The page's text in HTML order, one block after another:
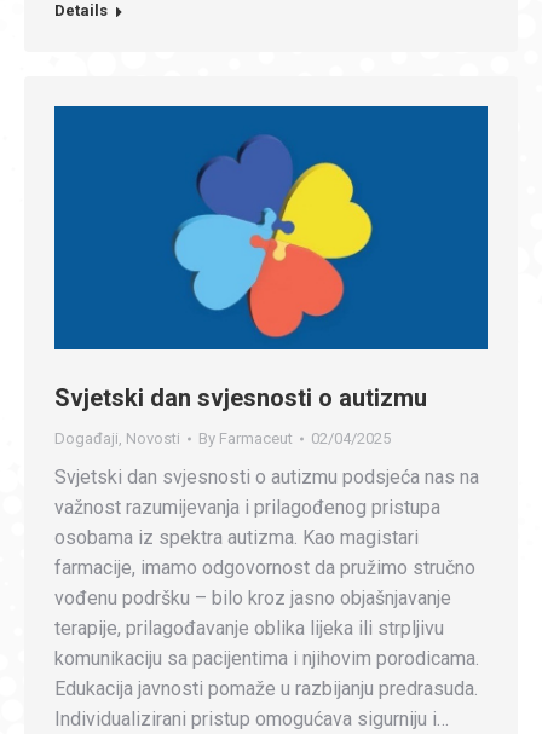
Details
Svjetski dan svjesnosti o autizmu
Događaji Novosti By Farmaceut 02/04/2025
Svjetski dan svjesnosti o autizmu podsjeća nas na
važnost razumijevanja i prilagođenog pristupa
osobama iz spektra autizma. Kao magistari
farmacije, imamo odgovornost da pružimo stručno
vođenu podršku – bilo kroz jasno objašnjavanje
terapije, prilagođavanje oblika lijeka ili strpljivu
komunikaciju sa pacijentima i njihovim porodicama.
Edukacija javnosti pomaže u razbijanju predrasuda.
Individualizirani pristup omogućava sigurniju i…